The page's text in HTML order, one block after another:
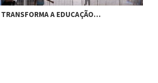
TRANSFORMA A EDUCAÇÃO…